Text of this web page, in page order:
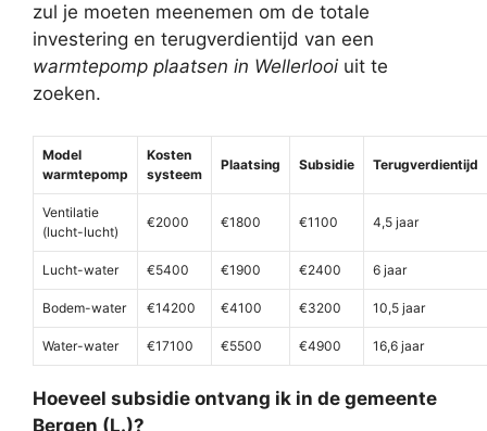
zul je moeten meenemen om de totale
investering en terugverdientijd van een
warmtepomp plaatsen in Wellerlooi uit te
zoeken.
Model
warmtepomp
Kosten
systeem
Plaatsing Subsidie Terugverdientijd
Ventilatie
(lucht-lucht)
€2000 €1800 €1100 4,5 jaar
Lucht-water €5400 €1900 €2400 6 jaar
Bodem-water €14200 €4100 €3200 10,5 jaar
Water-water €17100 €5500 €4900 16,6 jaar
Hoeveel subsidie ontvang ik in de gemeente
Bergen (L.)?